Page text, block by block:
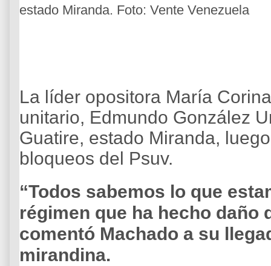
estado Miranda. Foto: Vente Venezuela
La líder opositora María
unitario, Edmundo González
Guatire, estado Miranda,
bloqueos del Psuv.
“Todos sabemos lo que
régimen que ha hecho daño
comentó Machado a su
mirandina.